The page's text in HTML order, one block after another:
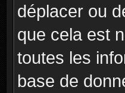
déplacer ou
que cela est
toutes les
base de